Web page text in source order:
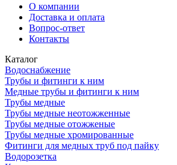
О компании
Доставка и оплата
Вопрос-ответ
Контакты
Каталог
Водоснабжение
Трубы и фитинги к ним
Медные трубы и фитинги к ним
Трубы медные
Трубы медные неотожженные
Трубы медные отожженые
Трубы медные хромированные
Фитинги для медных труб под пайку
Водорозетка